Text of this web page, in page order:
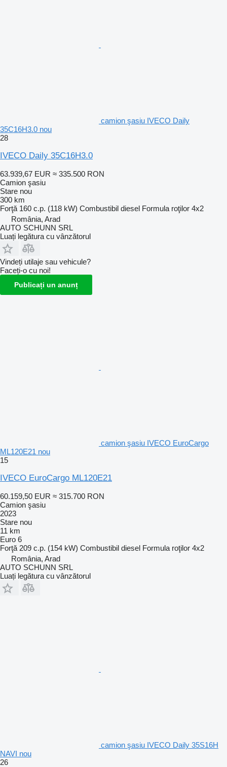
camion şasiu IVECO Daily
35C16H3.0 nou
28
IVECO Daily 35C16H3.0
63.939,67 EUR ≈ 335.500 RON
Camion şasiu
Stare nou
300 km
Forţă 160 c.p. (118 kW) Combustibil diesel Formula roţilor 4x2
România, Arad
AUTO SCHUNN SRL
Luați legătura cu vânzătorul
Vindeți utilaje sau vehicule?
Faceți-o cu noi!
Publicați un anunț
camion şasiu IVECO EuroCargo
ML120E21 nou
15
IVECO EuroCargo ML120E21
60.159,50 EUR ≈ 315.700 RON
Camion şasiu
2023
Stare nou
11 km
Euro 6
Forţă 209 c.p. (154 kW) Combustibil diesel Formula roţilor 4x2
România, Arad
AUTO SCHUNN SRL
Luați legătura cu vânzătorul
camion şasiu IVECO Daily 35S16H
NAVI nou
26